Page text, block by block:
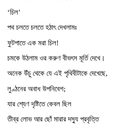
‘চিল’
পথ চলতে চলতে হঠাৎ দেখলামঃ
ফুটপাতে এক মরা চিল!
চমকে উঠলাম ওর করুণ বীভৎস মূর্তি দেখে।
অনেক উঁচু থেকে যে এই পৃথিবীটাকে দেখেছে,
লুণ্ঠনের অবাধ উপনিবেশ;
যার শ্যেণ দৃষ্টিতে কেবল ছিল
তীব্র লোভ আর ছোঁ মারার দস্যু প্রবৃত্তি